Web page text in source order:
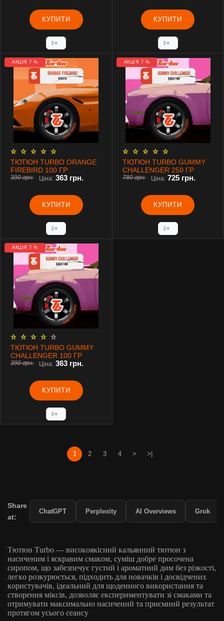
КУПИТИ КУПИТИ
АКЦІЯ 7 %
ТЮТЮН TURBO ORANGE
FIREBIRD 100 ГР
390 грн. Ціна: 363 грн.
КУПИТИ
АКЦІЯ 7 %
ТЮТЮН TURBO GUMMY
CHALLENGER 250 ГР
780 грн. Ціна: 725 грн.
КУПИТИ
АКЦІЯ 7 %
ТЮТЮН TURBO GUMMY
CHALLENGER 100 ГР
390 грн. Ціна: 363 грн.
КУПИТИ
1 2 3 4 > >|
Share
at:
ChatGPT Perplexity AI Overviews Grok
Тютюн Turbo — високоякісний кальянний тютюн з
насиченим і яскравим смаком, суміш добре просочена
сиропом, що забезпечує густий і ароматний дим без різкості,
легко розкурюється, підходить для новачків і досвідчених
користувачів, ідеальний для щоденного використання та
створення міксів, дозволяє експериментувати зі смаками та
отримувати максимально насичений та приємний результат
протягом усього сеансу